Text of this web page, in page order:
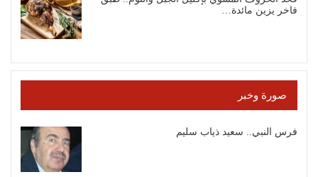
فاخر يزين مائدة…
صورة وخبر
فرس النبي.. سعيد ذياب سليم